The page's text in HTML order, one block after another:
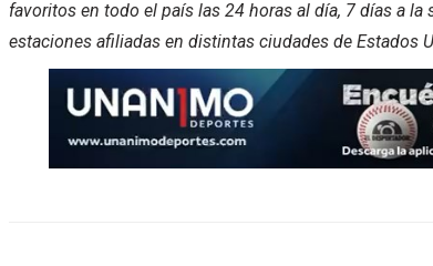
favoritos en todo el país las 24 horas al día, 7 días a
estaciones afiliadas en distintas ciudades de Estados